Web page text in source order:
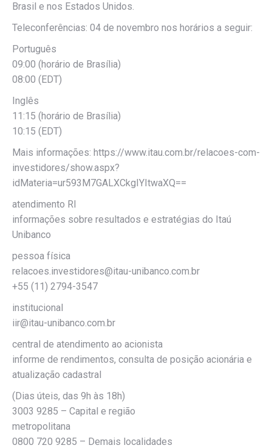
Brasil e nos Estados Unidos.
Teleconferências: 04 de novembro nos horários a seguir:
Português
09:00 (horário de Brasília)
08:00 (EDT)
Inglês
11:15 (horário de Brasília)
10:15 (EDT)
Mais informações: https://www.itau.com.br/relacoes-com-
investidores/show.aspx?
idMateria=ur593M7GALXCkgIYItwaXQ==
atendimento RI
informações sobre resultados e estratégias do Itaú
Unibanco
pessoa física
relacoes.investidores@itau-unibanco.com.br
+55 (11) 2794-3547
institucional
iir@itau-unibanco.com.br
central de atendimento ao acionista
informe de rendimentos, consulta de posição acionária e
atualização cadastral
(Dias úteis, das 9h às 18h)
3003 9285 – Capital e região
metropolitana
0800 720 9285 – Demais localidades